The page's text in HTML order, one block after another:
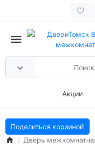
Акции
Поделиться корзиной
Дверь